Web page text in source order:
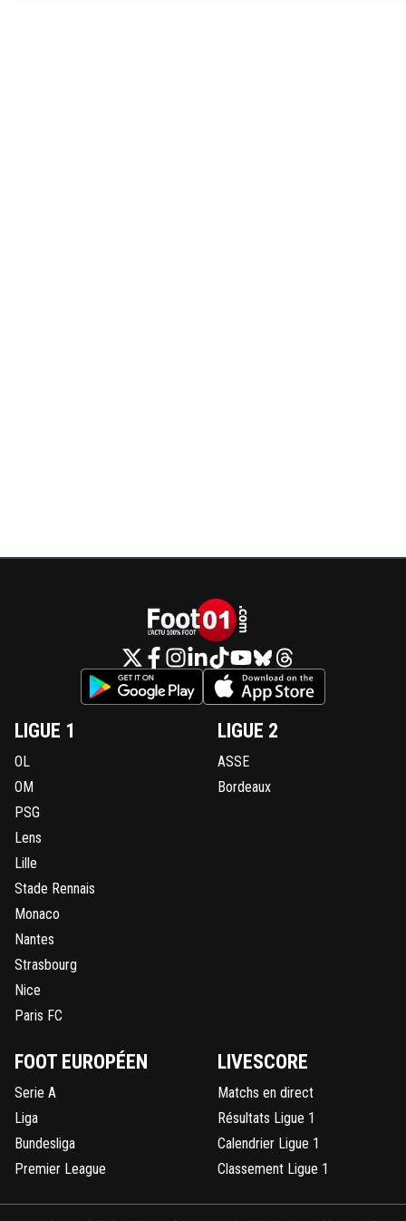
LIGUE 1
OL
OM
PSG
Lens
Lille
Stade Rennais
Monaco
Nantes
Strasbourg
Nice
Paris FC
LIGUE 2
ASSE
Bordeaux
FOOT EUROPÉEN
Serie A
Liga
Bundesliga
Premier League
LIVESCORE
Matchs en direct
Résultats Ligue 1
Calendrier Ligue 1
Classement Ligue 1